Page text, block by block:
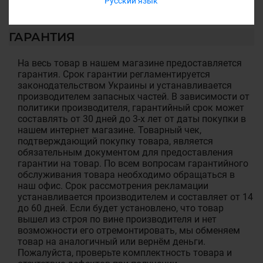
ГАРАНТИЯ
На весь товар в нашем магазине предоставляется
гарантия. Срок гарантии регламентируется
законодательством Украины и устанавливается
производителем запасных частей. В зависимости от
политики производителя, гарантийный срок может
составлять от 30 дней до 3-х лет от даты покупки в
нашем интернет магазине. Товарный чек,
подтверждающий покупку товара, является
обязательным документом для предоставления
гарантии на товар. По всем вопросам гарантийного
обслуживания товара необходимо обращаться в
наш офис. Срок рассмотрения рекламации
устанавливается производителем и составляет от 14
до 60 дней. Если будет установлено, что товар
вышел из строя по вине производителя и нет
возможности его отремонтировать, мы обменяем
товар на аналогичный или вернём деньги.
Пожалуйста, проверьте комплектность товара и